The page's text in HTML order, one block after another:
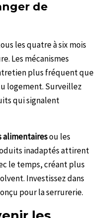
de
les quatre à six mois
Les mécanismes
plus fréquent que
logement. Surveillez
qui signalent
alimentairesou les
inadaptés attirent
le temps, créant plus
Investissez dans
pour la serrurerie.